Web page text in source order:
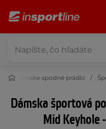
Dámske spodné prádlo
Dámska športová
Mid Keyhole